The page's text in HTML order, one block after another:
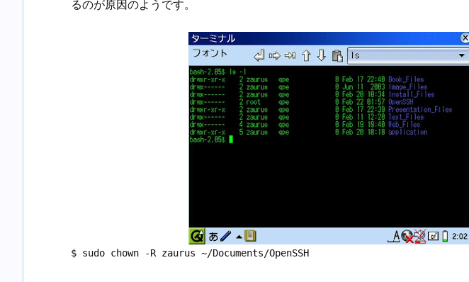
るのが原因のようです。
$ sudo chown -R zaurus ~/Documents/OpenSSH